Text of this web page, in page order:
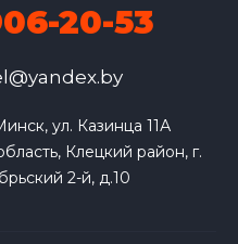
20-53
ул. Казинца 11А
Клецкий район, г.
2-й, д.10